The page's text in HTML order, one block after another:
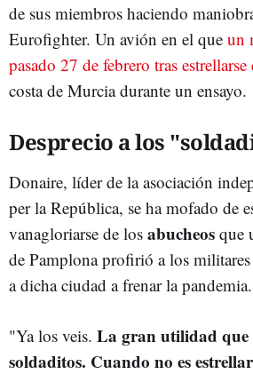
de sus miembros haciendo
Eurofighter. Un avión en el que un
pasado 27 de febrero tras
costa de Murcia durante un ensayo.
Desprecio a los
Donaire, líder de la asociación
per la República, se ha mofado de
vanagloriarse de los abucheos que
de Pamplona profirió a los
a dicha ciudad a frenar la pandemia.
"Ya los veis. La gran utilidad que
soldaditos. Cuando no es